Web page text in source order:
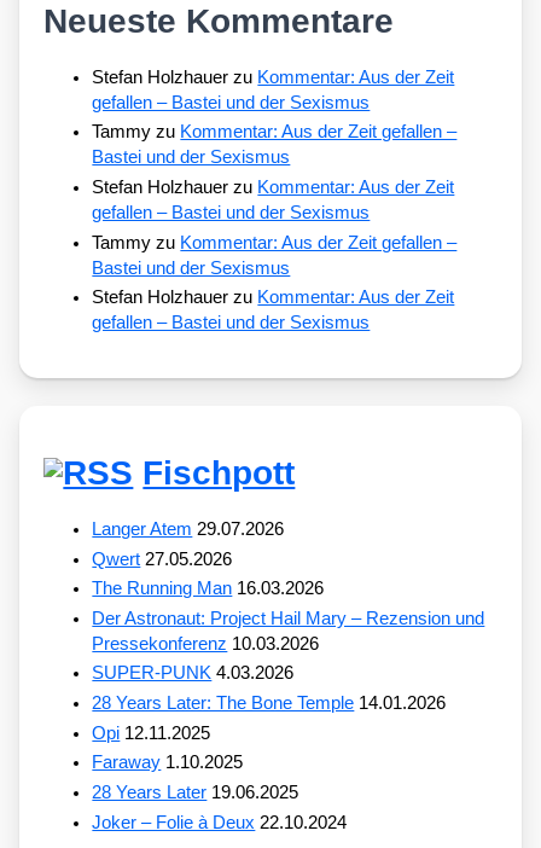
Neueste Kommentare
Stefan Holzhauer zu Kommentar: Aus der Zeit
gefallen – Bastei und der Sexismus
Tammy zu Kommentar: Aus der Zeit gefallen –
Bastei und der Sexismus
Stefan Holzhauer zu Kommentar: Aus der Zeit
gefallen – Bastei und der Sexismus
Tammy zu Kommentar: Aus der Zeit gefallen –
Bastei und der Sexismus
Stefan Holzhauer zu Kommentar: Aus der Zeit
gefallen – Bastei und der Sexismus
Fischpott
Langer Atem 29.07.2026
Qwert 27.05.2026
The Running Man 16.03.2026
Der Astronaut: Project Hail Mary – Rezension und
Pressekonferenz 10.03.2026
SUPER-PUNK 4.03.2026
28 Years Later: The Bone Temple 14.01.2026
Opi 12.11.2025
Faraway 1.10.2025
28 Years Later 19.06.2025
Joker – Folie à Deux 22.10.2024